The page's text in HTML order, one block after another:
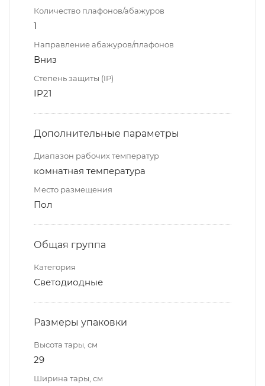
Количество плафонов/абажуров
1
Направление абажуров/плафонов
Вниз
Степень защиты (IP)
IP21
Дополнительные параметры
Диапазон рабочих температур
комнатная температура
Место размещения
Пол
Общая группа
Категория
Светодиодные
Размеры упаковки
Высота тары, см
29
Ширина тары, см